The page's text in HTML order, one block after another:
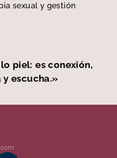
sexual y gestión
piel: es conexión,
y escucha.»